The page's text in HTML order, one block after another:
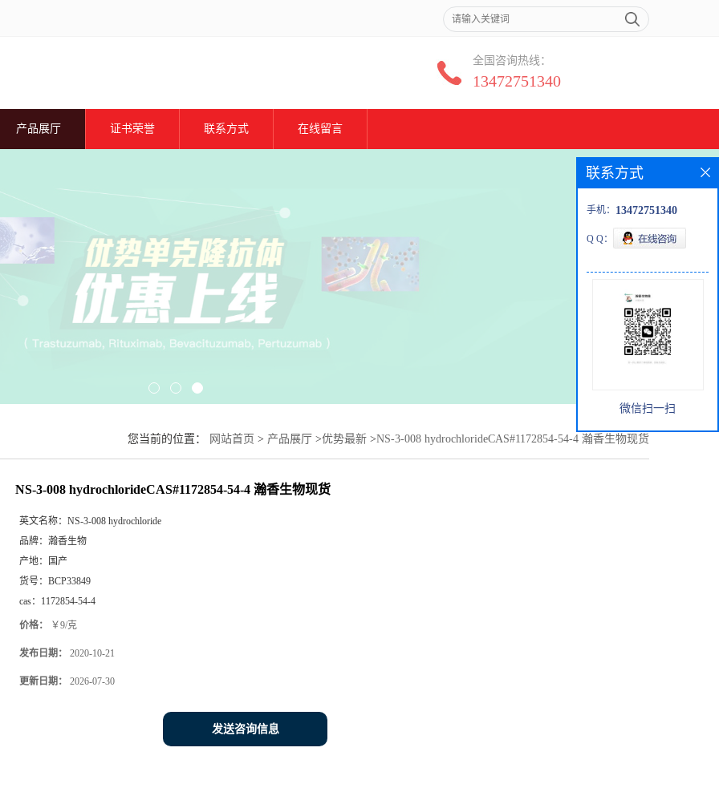
全国咨询热线：
13472751340
产品展厅 证书荣誉 联系方式 在线留言
您当前的位置： 网站首页 > 产品展厅 >优势最新 >NS-3-008 hydrochlorideCAS#1172854-54-4 瀚香生物现货
NS-3-008 hydrochlorideCAS#1172854-54-4 瀚香生物现货
英文名称： NS-3-008 hydrochloride
品牌： 瀚香生物
产地：
国产
货号： BCP33849
cas： 1172854-54-4
价格： ￥9/克
发布日期： 2020-10-21
更新日期： 2026-07-30
发送咨询信息
联系方式
手机： 13472751340
Q Q：
微信扫一扫